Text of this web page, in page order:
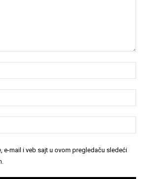
e-mail i veb sajt u ovom pregledaču sledeći